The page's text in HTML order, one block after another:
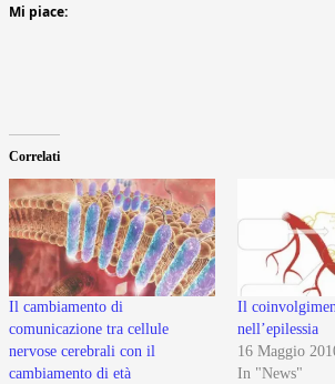
Mi piace:
Correlati
Il cambiamento di
comunicazione tra cellule
nervose cerebrali con il
cambiamento di età
Il
nell’epilessia
16 Maggio
In "News"